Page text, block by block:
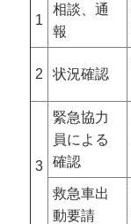
1
相談、通
報
2 状況確認
3
緊急協力
員による
確認
救急車出
動要請